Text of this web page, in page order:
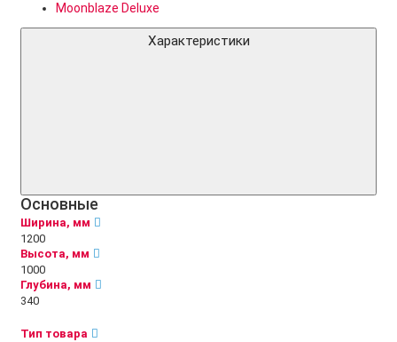
Moonblaze Deluxe
Характеристики
Основные
Ширина, мм
1200
Высота, мм
1000
Глубина, мм
340
Тип товара